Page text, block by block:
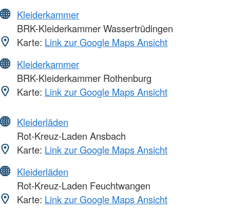
Kleiderkammer
BRK-Kleiderkammer Wassertrüdingen
Karte: Link zur Google Maps Ansicht
Kleiderkammer
BRK-Kleiderkammer Rothenburg
Karte: Link zur Google Maps Ansicht
Kleiderläden
Rot-Kreuz-Laden Ansbach
Karte: Link zur Google Maps Ansicht
Kleiderläden
Rot-Kreuz-Laden Feuchtwangen
Karte: Link zur Google Maps Ansicht